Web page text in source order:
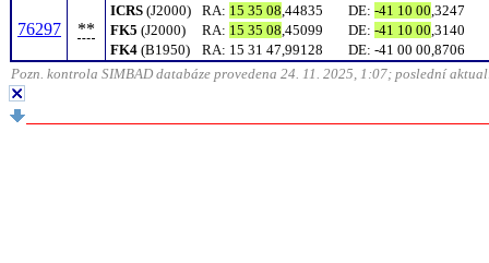
76297 **
ICRS (J2000) RA: 15 35 08 ,44835 DE: -41 10 00 ,3247
FK5 (J2000) RA: 15 35 08 ,45099 DE: -41 10 00 ,3140
FK4 (B1950) RA: 15 31 47,99128 DE: -41 00 00,8706
Pozn. kontrola SIMBAD databáze provedena 24. 11. 2025, 1:07; poslední